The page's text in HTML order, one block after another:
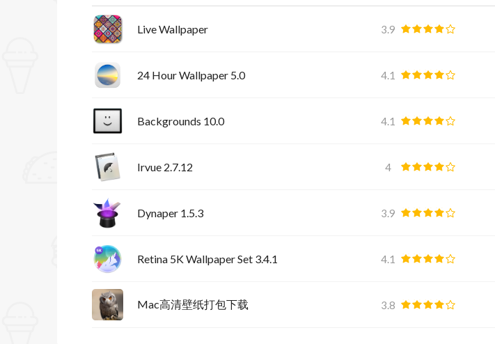
Live Wallpaper 3.9
24 Hour Wallpaper 5.0 4.1
Backgrounds 10.0 4.1
Irvue 2.7.12 4
Dynaper 1.5.3 3.9
Retina 5K Wallpaper Set 3.4.1 4.1
Mac高清壁纸打包下载 3.8